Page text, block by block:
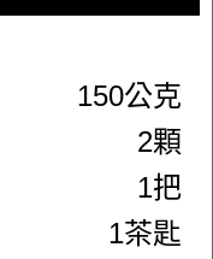
150公克
2顆
1把
1茶匙